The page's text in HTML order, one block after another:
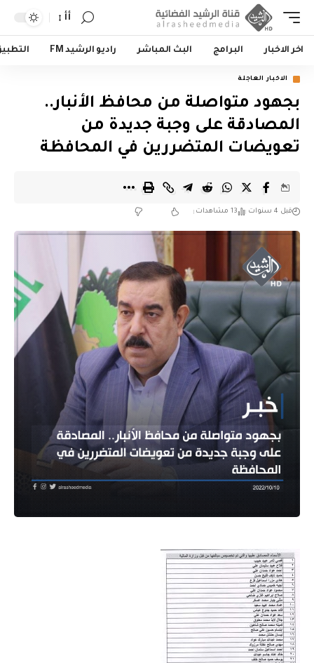
أأ
اخر الاخبار البرامج البث المباشر راديو الرشيد FM
الاخبار العاجلة
بجهود متواصلة من محافظ الأنبار..
المصادقة على وجبة جديدة من
تعويضات المتضررين في المحافظة
قبل 4 سنوات 13 مشاهدات